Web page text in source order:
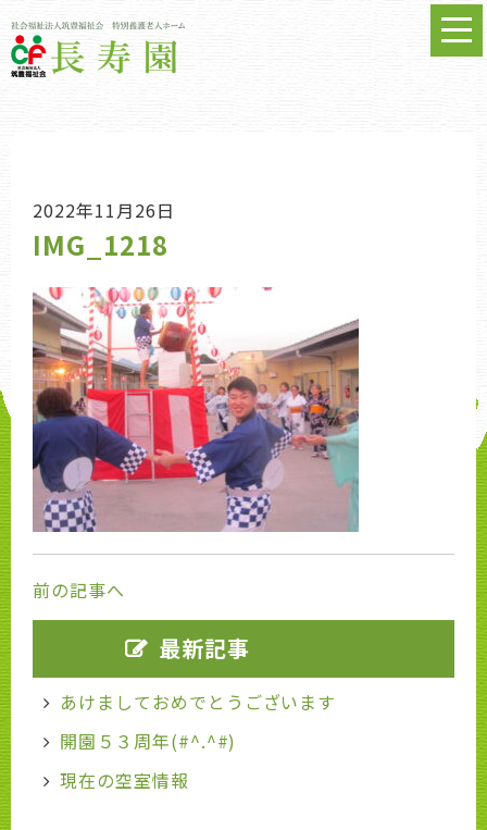
2022年11月26日
IMG_1218
前の記事へ
最新記事
あけましておめでとうございます
開園５３周年(#^.^#)
現在の空室情報